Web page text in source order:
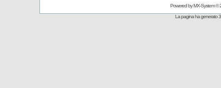
Powered byMX-System©
La pagina ha generato